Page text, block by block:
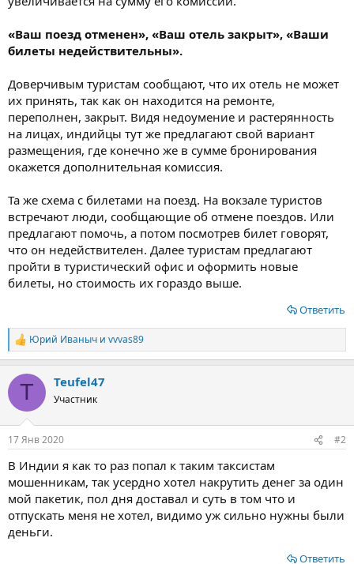
«Ваш поезд отменен», «Ваш отель закрыт», «Ваши
билеты недействительны».
Доверчивым туристам сообщают, что их отель не может
их принять, так как он находится на ремонте,
переполнен, закрыт. Видя недоумение и растерянность
на лицах, индийцы тут же предлагают свой вариант
размещения, где конечно же в сумме бронирования
окажется дополнительная комиссия.
Та же схема с билетами на поезд. На вокзале туристов
встречают люди, сообщающие об отмене поездов. Или
предлагают помочь, а потом посмотрев билет говорят,
что он недействителен. Далее туристам предлагают
пройти в туристический офис и оформить новые
билеты, но стоимость их гораздо выше.
Ответить
Р
е
к
и
Юрий Иваныч и vvvas89
T Teufel47
Участник
17 Янв 2020 #2
В Индии я как то раз попал к таким таксистам
мошенникам, так усердно хотел накрутить денег за один
мой пакетик, пол дня доставал и суть в том что и
отпускать меня не хотел, видимо уж сильно нужны были
деньги.
Ответить